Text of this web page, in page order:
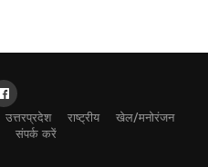
उत्तरप्रदेश राष्ट्रीय
खेल/मनोरंजन
संपर्क करें